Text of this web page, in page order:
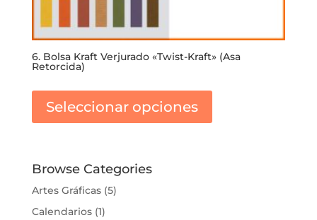
6. Bolsa Kraft Verjurado «Twist-Kraft» (Asa
Retorcida)
Seleccionar opciones
Browse Categories
Artes Gráficas(5)
Calendarios(1)